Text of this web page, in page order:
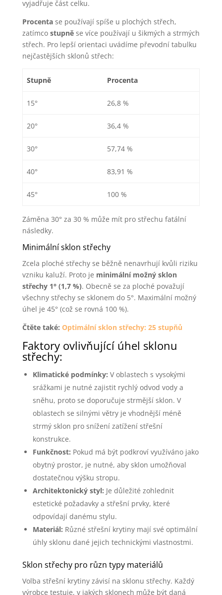
vyjadřuje část celku.
Procentase používají spíše u plochých střech,
zatímco stupněse více používají u šikmých a strmých
střech. Pro lepší orientaci uvádíme převodní tabulku
nejčastějších sklonů střech:
Stupně Procenta
15° 26,8 %
20° 36,4 %
30° 57,74 %
40° 83,91 %
45° 100 %
Záměna 30° za 30 % může mít pro střechu fatální
následky.
Minimální sklon střechy
Zcela ploché střechy se běžně nenavrhují kvůli riziku
vzniku kaluží. Proto je minimální možný sklon
střechy 1° (1,7 %). Obecně se za ploché považují
všechny střechy se sklonem do 5°. Maximální možný
úhel je 45° (což se rovná 100 %).
Čtěte také: Optimální sklon střechy: 25 stupňů
Faktory ovlivňující úhel sklonu
střechy:
Klimatické podmínky: V oblastech s vysokými
srážkami je nutné zajistit rychlý odvod vody a
sněhu, proto se doporučuje strmější sklon. V
oblastech se silnými větry je vhodnější méně
strmý sklon pro snížení zatížení střešní
konstrukce.
Funkčnost: Pokud má být podkroví využíváno jako
obytný prostor, je nutné, aby sklon umožňoval
dostatečnou výšku stropu.
Architektonický styl: Je důležité zohlednit
estetické požadavky a střešní prvky, které
odpovídají danému stylu.
Materiál: Různé střešní krytiny mají své optimální
úhly sklonu dané jejich technickými vlastnostmi.
Sklon střechy pro různ typy materiálů
Volba střešní krytiny závisí na sklonu střechy. Každý
výrobce testuje, v jakých sklonech může být daná